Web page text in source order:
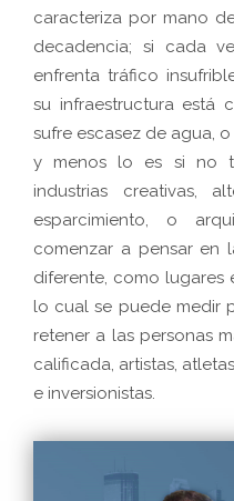
caracteriza por mano
decadencia; si cada
enfrenta tráfico
su infraestructura está
sufre escasez de agua,
y menos lo es si no
industrias creativas,
esparcimiento, o
comenzar a pensar en
diferente, como lugares
lo cual se puede medir
retener a las personas
calificada, artistas,
e inversionistas.